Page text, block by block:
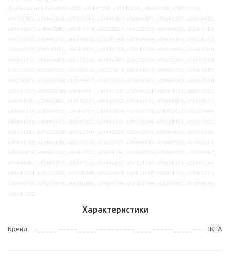
Характеристики
Бренд IKEA